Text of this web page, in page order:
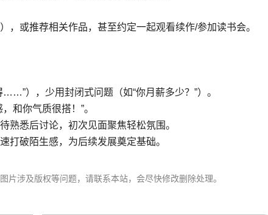
，或推荐相关作品，甚至约定一起观看续作/参加读书会。
），少用封闭式问题（如“你月薪多少？”）。
和你气质很搭！”。
熟悉后讨论，初次见面聚焦轻松氛围。
打破陌生感，为后续发展奠定基础。
涉及版权等问题，请联系本站，会尽快修改删除处理。